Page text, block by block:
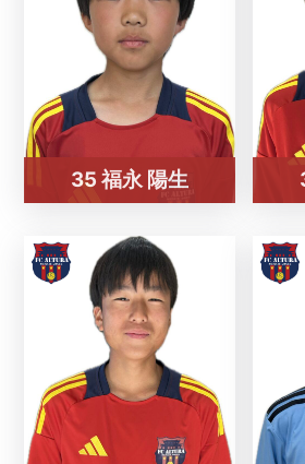
35 福永 陽生